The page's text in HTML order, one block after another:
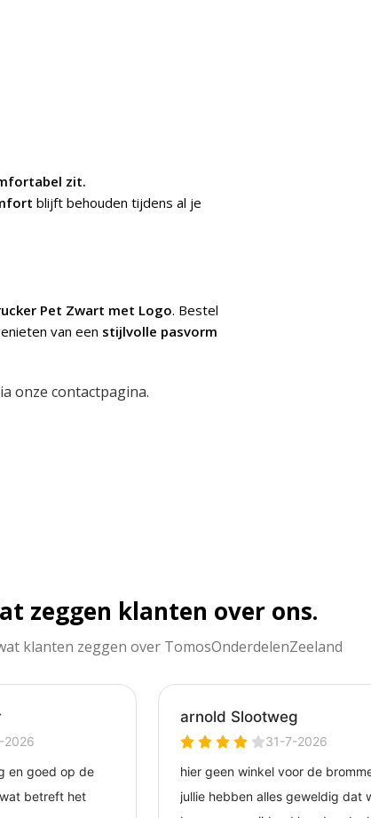
zit.
blijft behouden tijdens al je
Pet Zwart met Logo. Bestel
van een stijlvolle pasvorm
onze contactpagina.
zeggen klanten over ons.
klanten zeggen over TomosOnderdelenZeeland